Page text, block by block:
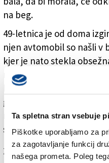
Ta spletna stran vsebuje
Piškotke uporabljamo za
za zagotavljanje funkcij
našega prometa. Poleg
na beg.
49-letnica je od doma
njen avtomobil so našli v
kjer je nato stekla
njenega očeta so 11.
katerih naj bi ženska
globoke tesnobe. Zapisi
možnost samomora.
sedaj našli in jih
Za branje in pisanje